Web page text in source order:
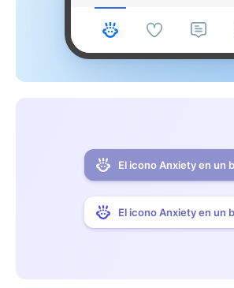
El icono Anxiety en un
El icono Anxiety en un